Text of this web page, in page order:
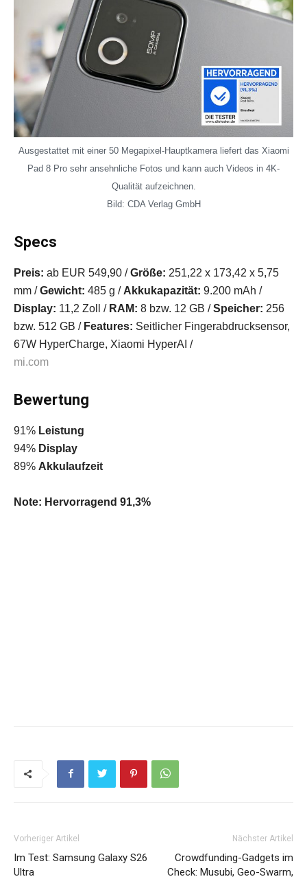
Ausgestattet mit einer 50 Megapixel-Hauptkamera liefert das Xiaomi
Pad 8 Pro sehr ansehnliche Fotos und kann auch Videos in 4K-
Qualität aufzeichnen.
Bild: CDA Verlag GmbH
Specs
Preis: ab EUR 549,90 /Größe: 251,22 x 173,42 x 5,75
mm /Gewicht: 485 g / Akkukapazität: 9.200 mAh /
Display: 11,2 Zoll / RAM: 8 bzw. 12 GB /Speicher: 256
bzw. 512 GB / Features: Seitlicher Fingerabdrucksensor,
67W HyperCharge, Xiaomi HyperAI /
mi.com
Bewertung
91% Leistung
94% Display
89% Akkulaufzeit
Note: Hervorragend 91,3%
Vorheriger Artikel
Im Test: Samsung Galaxy S26
Ultra
Nächster Artikel
Crowdfunding-Gadgets im
Check: Musubi, Geo-Swarm,